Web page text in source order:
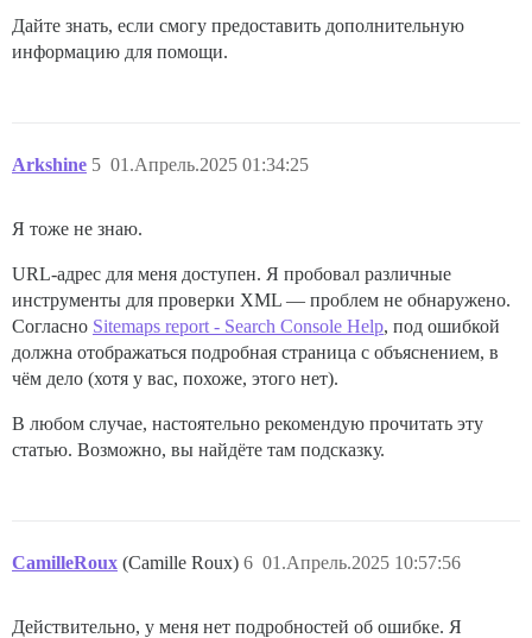
Дайте знать, если смогу предоставить дополнительную
информацию для помощи.
Arkshine 01.Апрель.2025 01:34:25
5
Я тоже не знаю.
URL-адрес для меня доступен. Я пробовал различные
инструменты для проверки XML — проблем не обнаружено.
Согласно Sitemaps report - Search Console Help, под ошибкой
должна отображаться подробная страница с объяснением, в
чём дело (хотя у вас, похоже, этого нет).
В любом случае, настоятельно рекомендую прочитать эту
статью. Возможно, вы найдёте там подсказку.
CamilleRoux (Camille Roux) 01.Апрель.2025 10:57:56
6
Действительно, у меня нет подробностей об ошибке. Я